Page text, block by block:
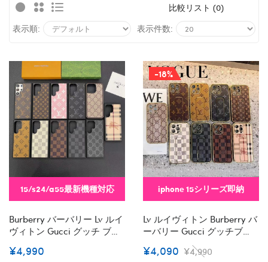
比較リスト (0)
表示順:
表示件数:
15/s24/a55最新機種対応
Burberry バーバリー Lv ルイ
ヴィトン Gucci グッチ ブラ
Maxケースハイブランド ア
¥4,990
-18%
iphone 15シリーズ即納
Lv ルイヴィトン Burberry バ
ーバリー Gucci グッチブラ
ンドiphone 14 Plus 15 Pro
Maxケースハイブランド ア
¥4,090 ¥4,990